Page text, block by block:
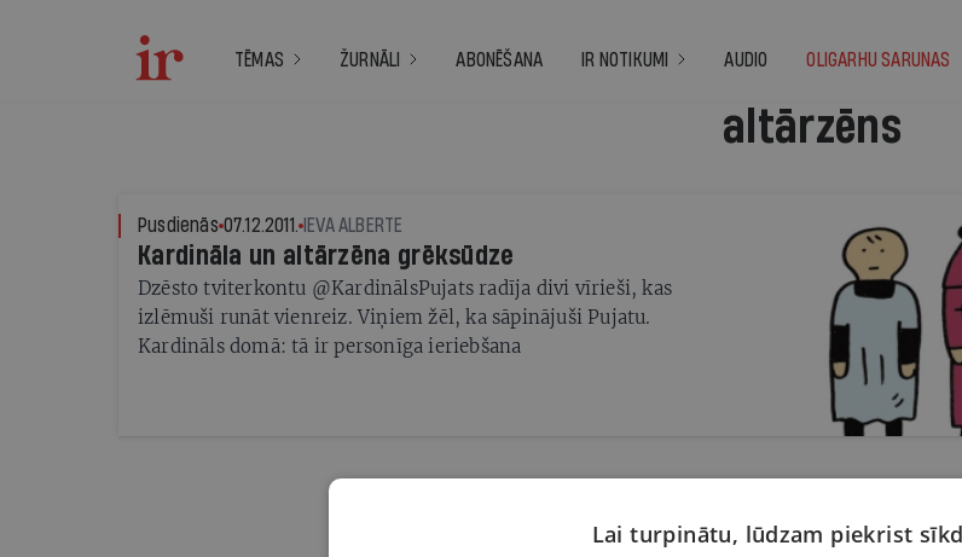
TĒMAS ŽURNĀLI ABONĒŠANA IR NOTIKUMI AUDIO OLIGARHU SARUNAS
altārzēns
Pusdienās 07.12.2011. IEVA ALBERTE
Kardināla un altārzēna grēksūdze
Dzēsto tviterkontu @KardinālsPujats radīja divi vīrieši, kas
izlēmuši runāt vienreiz. Viņiem žēl, ka sāpinājuši Pujatu.
Kardināls domā: tā ir personīga ieriebšana
Lai turpinātu, lūdzam piekrist